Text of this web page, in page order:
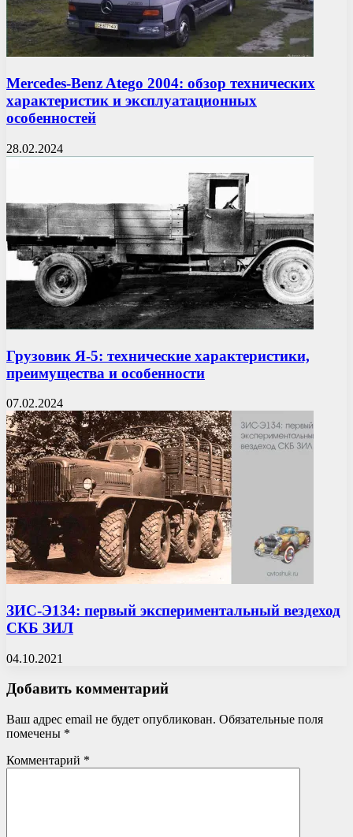
Mercedes-Benz Atego 2004: обзор технических
характеристик и эксплуатационных
особенностей
28.02.2024
Грузовик Я-5: технические характеристики,
преимущества и особенности
07.02.2024
ЗИС-Э134: первый экспериментальный вездеход
СКБ ЗИЛ
04.10.2021
Добавить комментарий
Ваш адрес email не будет опубликован. Обязательные поля
помечены *
Комментарий *